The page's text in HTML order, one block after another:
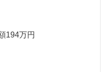
194万円